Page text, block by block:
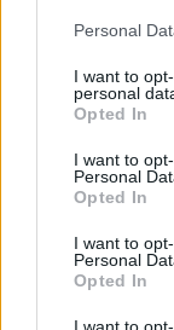
Please note that
not limited to
grant or deny
use your data
consent section.
Personal
I want to
personal
Opted In
I want to
Personal
Opted In
I want to
Personal
Opted In
I want to